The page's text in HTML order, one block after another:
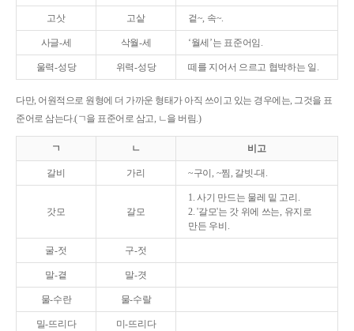
고삿 고샅 겉~, 속~.
사글-세 삭월-세 ‘월세’는 표준어임.
울력-성당 위력-성당 떼를 지어서 으르고 협박하는 일.
다만, 어원적으로 원형에 더 가까운 형태가 아직 쓰이고 있는 경우에는, 그것을 표
준어로 삼는다.(ㄱ을 표준어로 삼고, ㄴ을 버림.)
ㄱ ㄴ 비고
갈비 가리 ~구이, ~찜, 갈빗-대.
갓모 갈모
1. 사기 만드는 물레 밑 고리.
2. '갈모'는 갓 위에 쓰는, 유지로
만든 우비.
굴-젓 구-젓
말-곁 말-겻
물-수란 물-수랄
밀-뜨리다 미-뜨리다